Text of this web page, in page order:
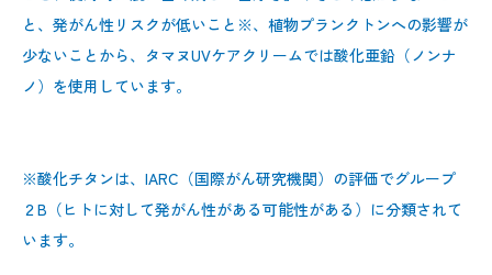
と、発がん性リスクが低いこと※、植物プランクトンへの影響が
少ないことから、タマヌUVケアクリームでは酸化亜鉛（ノンナ
ノ）を使用しています。
※酸化チタンは、IARC（国際がん研究機関）の評価でグループ
２B（ヒトに対して発がん性がある可能性がある）に分類されて
います。